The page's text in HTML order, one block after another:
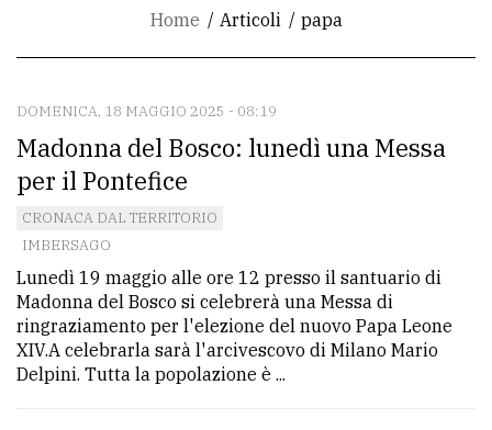
CONTATTI
La
redazione
Scrivici
Per
la
tua
pubblicità
Home Articoli papa
DOMENICA, 18 MAGGIO 2025 - 08:19
Madonna del Bosco: lunedì una Messa
per il Pontefice
CRONACA DAL TERRITORIO
IMBERSAGO
Lunedì 19 maggio alle ore 12 presso il santuario di
Madonna del Bosco si celebrerà una Messa di
ringraziamento per l'elezione del nuovo Papa Leone
XIV.A celebrarla sarà l'arcivescovo di Milano Mario
Delpini. Tutta la popolazione è ...